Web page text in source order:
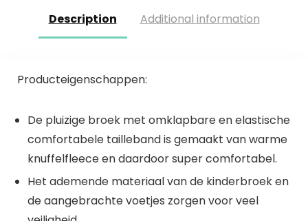
Description Additional information
Producteigenschappen:
De pluizige broek met omklapbare en elastische
comfortabele tailleband is gemaakt van warme
knuffelfleece en daardoor super comfortabel.
Het ademende materiaal van de kinderbroek en
de aangebrachte voetjes zorgen voor veel